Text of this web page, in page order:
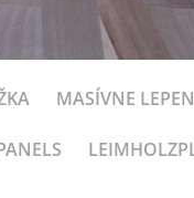
MASÍVNE